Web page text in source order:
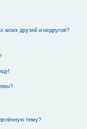
моих друзей и недругов?
тему?